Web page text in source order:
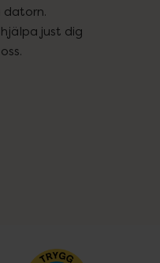
datorn.
just dig